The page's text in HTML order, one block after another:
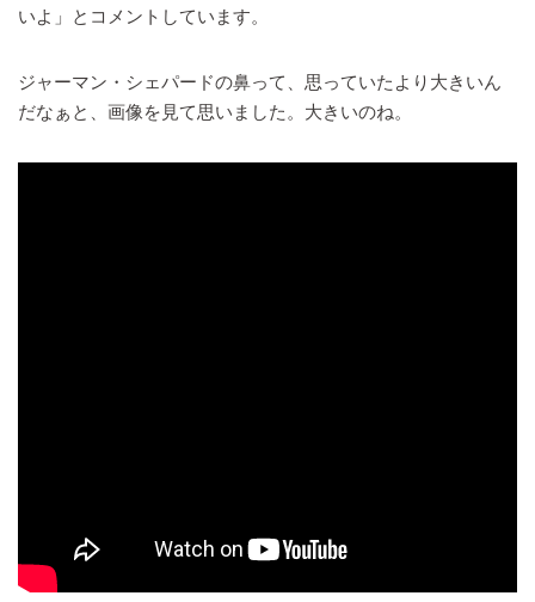
いよ」とコメントしています。
ジャーマン・シェパードの鼻って、思っていたより大きいん
だなぁと、画像を見て思いました。大きいのね。